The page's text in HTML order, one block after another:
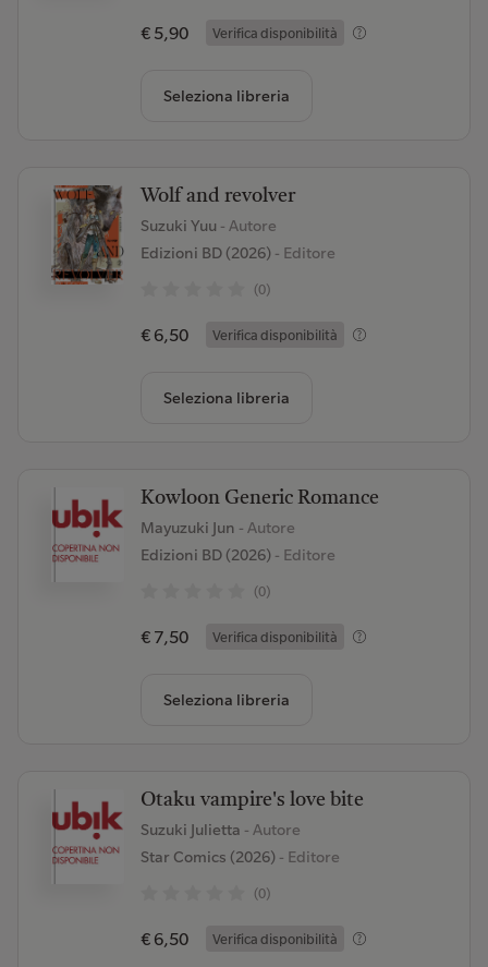
€ 5,90 Verifica disponibilità
Seleziona libreria
Wolf and revolver
Suzuki Yuu - Autore
Edizioni BD (2026)- Editore
(0)
€ 6,50 Verifica disponibilità
Seleziona libreria
Kowloon Generic Romance
Mayuzuki Jun - Autore
Edizioni BD (2026)- Editore
(0)
€ 7,50 Verifica disponibilità
Seleziona libreria
Otaku vampire's love bite
Suzuki Julietta - Autore
Star Comics (2026)- Editore
(0)
€ 6,50 Verifica disponibilità